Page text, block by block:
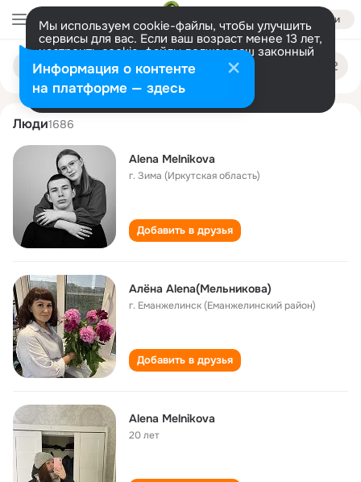
Войти
Мы используем cookie-файлы, чтобы улучшить
сервисы для вас. Если ваш возраст менее 13 лет,
настроить cookie-файлы должен ваш законный
представитель. Больше информации
Разрешить все Настроить
Поиск
людям
alyona melnikova
Люди1686
Аlena Melnikova
г. Зима (Иркутская область)
Добавить в друзья
Алёна Alena(Мельникова)
г. Еманжелинск (Еманжелинский район)
Добавить в друзья
Alena Melnikova
20 лет
Информация о контенте
на платформе — здесь